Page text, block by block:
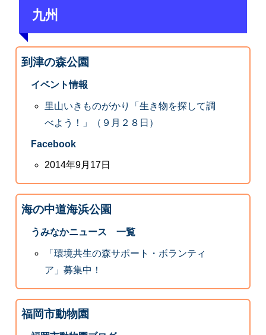
九州
到津の森公園
イベント情報
里山いきものがかり「生き物を探して調
べよう！」（９月２８日）
Facebook
2014年9月17日
海の中道海浜公園
うみなかニュース 一覧
「環境共生の森サポート・ボランティ
ア」募集中！
福岡市動物園